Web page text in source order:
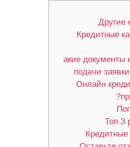
Другие
Кредитные
акие документы
подачи
Онлайн
Топ 3